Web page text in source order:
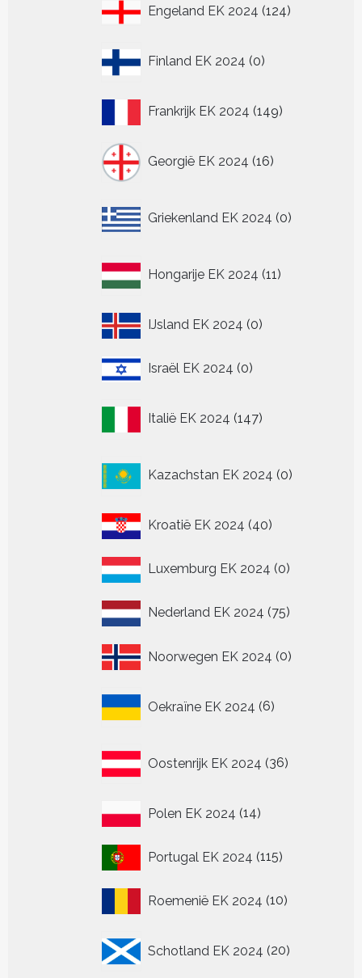
Engeland EK 2024 124124
Finland EK 2024 0
producten
Frankrijk EK 2024 149149
Georgië EK 2024 16
producten
Griekenland EK 2024 0
producten
Hongarije EK 2024 11
producten
IJsland EK 2024 00
Israël EK 2024 00
Italië EK 2024 147
producten
Kazachstan EK 2024 0
producten
Kroatië EK 2024 4040
Luxemburg EK 2024 00
Nederland EK 2024 7575
Noorwegen EK 2024 00
Oekraïne EK 2024 6
producten
Oostenrijk EK 2024 36
producten
Polen EK 2024 1414
Portugal EK 2024 115115
Roemenië EK 2024 1010
Schotland EK 2024 20
producten